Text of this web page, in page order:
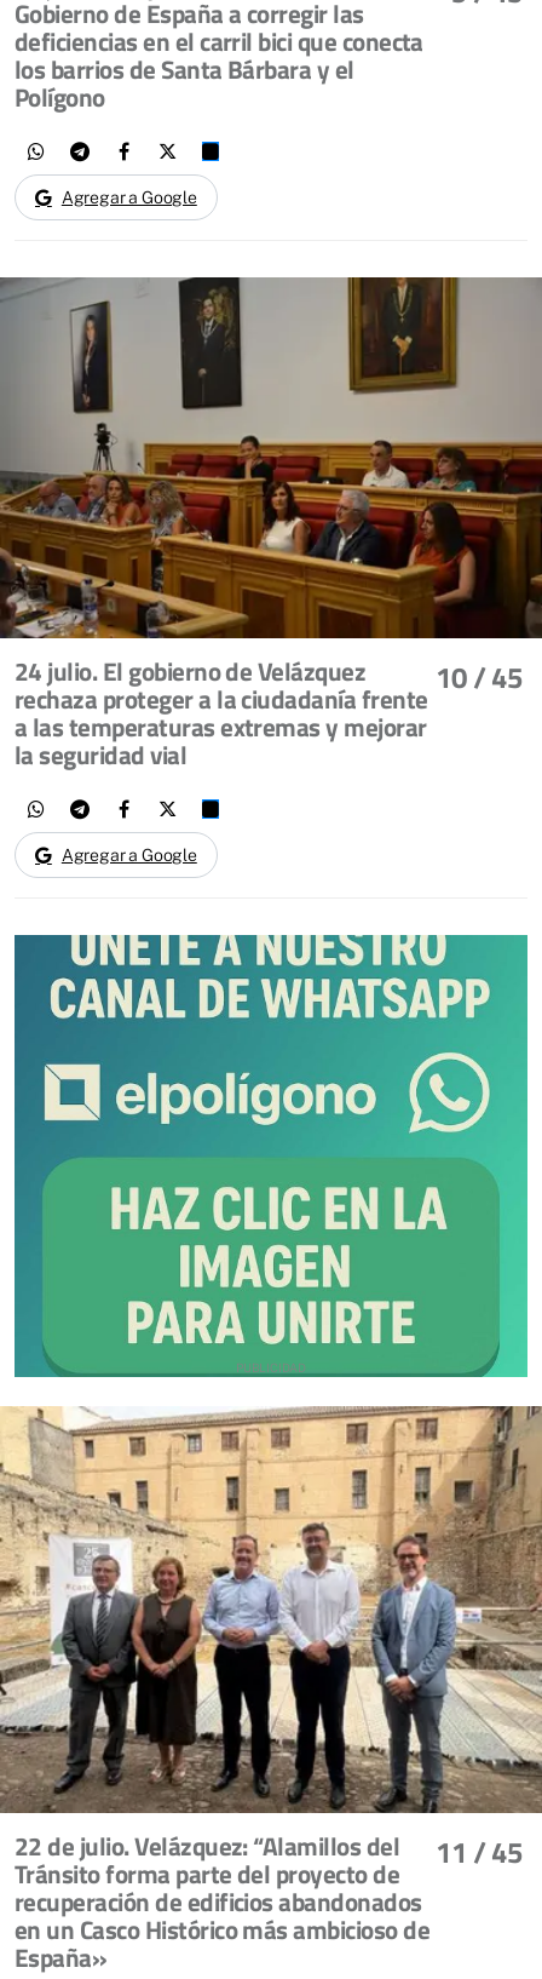
Gobierno de España a corregir las
deficiencias en el carril bici que conecta
los barrios de Santa Bárbara y el
Polígono
Agregar a Google
10/ 45
24 julio. El gobierno de Velázquez
rechaza proteger a la ciudadanía frente
a las temperaturas extremas y mejorar
la seguridad vial
Agregar a Google
11 / 45
22 de julio. Velázquez: “Alamillos del
Tránsito forma parte del proyecto de
recuperación de edificios abandonados
en un Casco Histórico más ambicioso de
España»